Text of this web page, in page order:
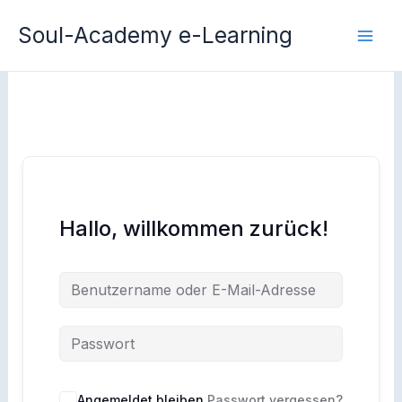
InhaltSoul-Academy e-Learning
Hallo, willkommen zurück!